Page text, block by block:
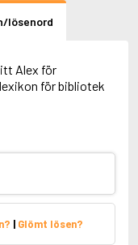
lösenord
Alex för
för bibliotek
| Glömt lösen?